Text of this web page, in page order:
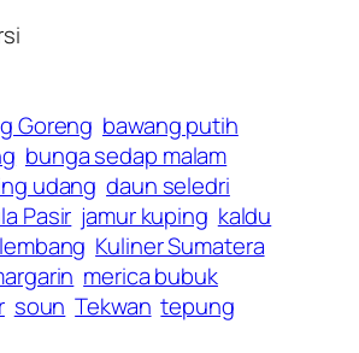
Goreng bawang putih
bunga sedap malam
udang daun seledri
Pasir jamur kuping kaldu
Kuliner Sumatera
merica bubuk
soun Tekwan tepung